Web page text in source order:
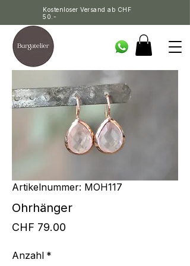
Kostenloser Versand ab CHF
50.-
Artikelnummer: MOH117
Ohrhänger
CHF 79.00
Anzahl *